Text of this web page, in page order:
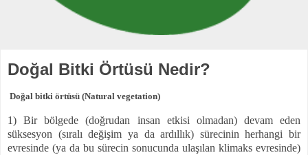
Doğal Bitki Örtüsü Nedir?
Doğal bitki örtüsü (Natural vegetation)
1) Bir bölgede (doğrudan insan etkisi olmadan) devam eden
süksesyon (sıralı değişim ya da ardıllık) sürecinin herhangi bir
evresinde (ya da bu sürecin sonucunda ulaşılan klimaks evresinde)